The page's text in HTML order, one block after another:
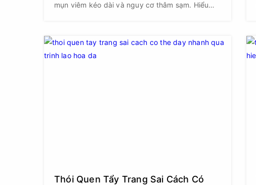
mụn viêm kéo dài và nguy cơ thâm sạm. Hiểu
ra đời Dung dịch Peel S-25 Chemical Peel -
Salicylic 25%, một liệu pháp peel da hóa học
chuyên nghiệp giúp thanh lọc, làm sạch và cải
Thói Quen Tẩy Trang Sai Cách Có